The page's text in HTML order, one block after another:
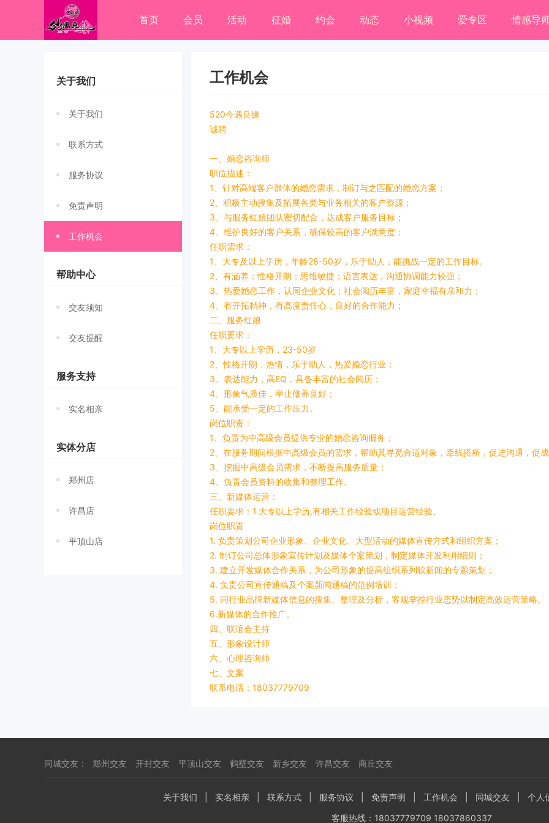
首页 会员 活动 征婚 约会 动态 小视频 爱专区 情感导
关于我们
关于我们
联系方式
服务协议
免责声明
工作机会
帮助中心
交友须知
交友提醒
服务支持
实名相亲
实体分店
郑州店
许昌店
平顶山店
工作机会
520今遇良缘
诚聘
一、婚恋咨询师
职位描述：
1、针对高端客户群体的婚恋需求，制订与之匹配的婚恋方案；
2、积极主动搜集及拓展各类与业务相关的客户资源；
3、与服务红娘团队密切配合，达成客户服务目标；
4、维护良好的客户关系，确保较高的客户满意度；
任职需求：
1、大专及以上学历，年龄28-50岁，乐于助人，能挑战一定的工作目标。
2、有涵养；性格开朗；思维敏捷；语言表达，沟通协调能力较强；
3、热爱婚恋工作，认同企业文化；社会阅历丰富，家庭幸福有亲和力；
4、有开拓精神，有高度责任心，良好的合作能力；
二、服务红娘
任职要求：
1、大专以上学历，23-50岁
2、性格开朗，热情，乐于助人，热爱婚恋行业；
3、表达能力，高EQ，具备丰富的社会阅历；
4、形象气质佳，举止修养良好；
5、能承受一定的工作压力。
岗位职责：
1、负责为中高级会员提供专业的婚恋咨询服务；
2、在服务期间根据中高级会员的需求，帮助其寻觅合适对象，牵线搭桥，促进沟通，促
3、挖掘中高级会员需求，不断提高服务质量；
4、负责会员资料的收集和整理工作。
三、新媒体运营：
任职要求：1.大专以上学历,有相关工作经验或项目运营经验。
岗位职责
1. 负责策划公司企业形象、企业文化、大型活动的媒体宣传方式和组织方案；
2. 制订公司总体形象宣传计划及媒体个案策划，制定媒体开发利用细则；
3. 建立开发媒体合作关系，为公司形象的提高组织系列软新闻的专题策划；
4. 负责公司宣传通稿及个案新闻通稿的范例培训；
5. 同行业品牌新媒体信息的搜集、整理及分析，客观掌控行业态势以制定高效运营策略。
6.新媒体的合作推广。
四、联谊会主持
五、形象设计师
六、心理咨询师
七、文案
联系电话：18037779709
同城交友： 郑州交友 开封交友 平顶山交友 鹤壁交友 新乡交友 许昌交友 商丘交友
关于我们 实名相亲 联系方式 服务协议 免责声明 工作机会 同城交友
个人
客服热线：18037779709 18037860337